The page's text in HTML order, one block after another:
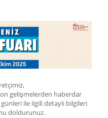
gelişmelerden haberdar
ile ilgili detaylı bilgileri
doldurunuz.